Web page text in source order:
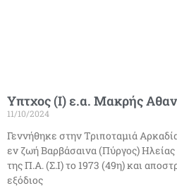
Υπτχος (Ι) ε.α. Μακρής
11/10/2024
Γεννήθηκε στην Τριποταμιά
εν ζωή Βαρβάσαινα (Πύργος) Ηλείας
της Π.Α. (Σ.Ι) το 1973 (49η) και
εξόδιος